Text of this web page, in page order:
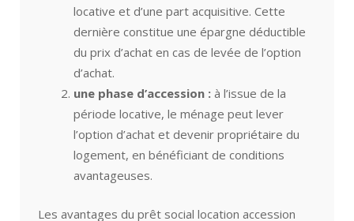
locative et d’une part acquisitive. Cette
dernière constitue une épargne déductible
du prix d’achat en cas de levée de l’option
d’achat.
une phase d’accession : à l’issue de la
période locative, le ménage peut lever
l’option d’achat et devenir propriétaire du
logement, en bénéficiant de conditions
avantageuses.
Les avantages du prêt social location accession